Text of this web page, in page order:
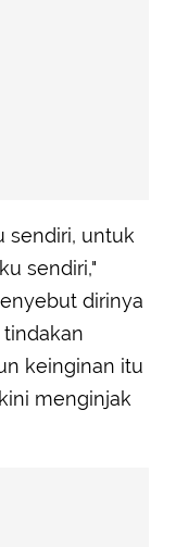
sendiri, untuk
sendiri,"
dirinya
keinginan itu
menginjak